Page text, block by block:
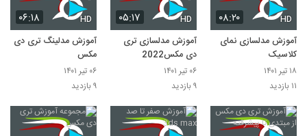
۰۸:۲۰ HD
آموزش مدلسازی نمای
کلاسیک
۱۸ تیر ۱۴۰۱
۱۱ بازدید
۰۵:۱۷ HD
آموزش مدلسازی تری
دی مکس2022
۰۶ تیر ۱۴۰۱
۹ بازدید
۰۶:۱۸ HD
آموزش مدلینگ تری دی
مکس
۰۶ تیر ۱۴۰۱
۹ بازدید